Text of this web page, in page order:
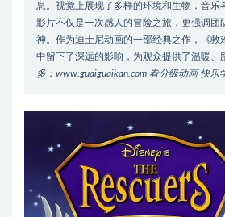
息。视觉上展现了多样的环境和生物，音乐
影片不仅是一次感人的冒险之旅，更强调团
神。作为迪士尼动画的一部经典之作，《救
中留下了深远的影响，为观众提供了温暖、
多：www.guaiguaikan.com 看分级动画 快乐